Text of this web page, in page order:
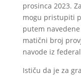
prosinca 2023.
mogu pristupiti
putem
matični broj
navode iz
Ističu da je za